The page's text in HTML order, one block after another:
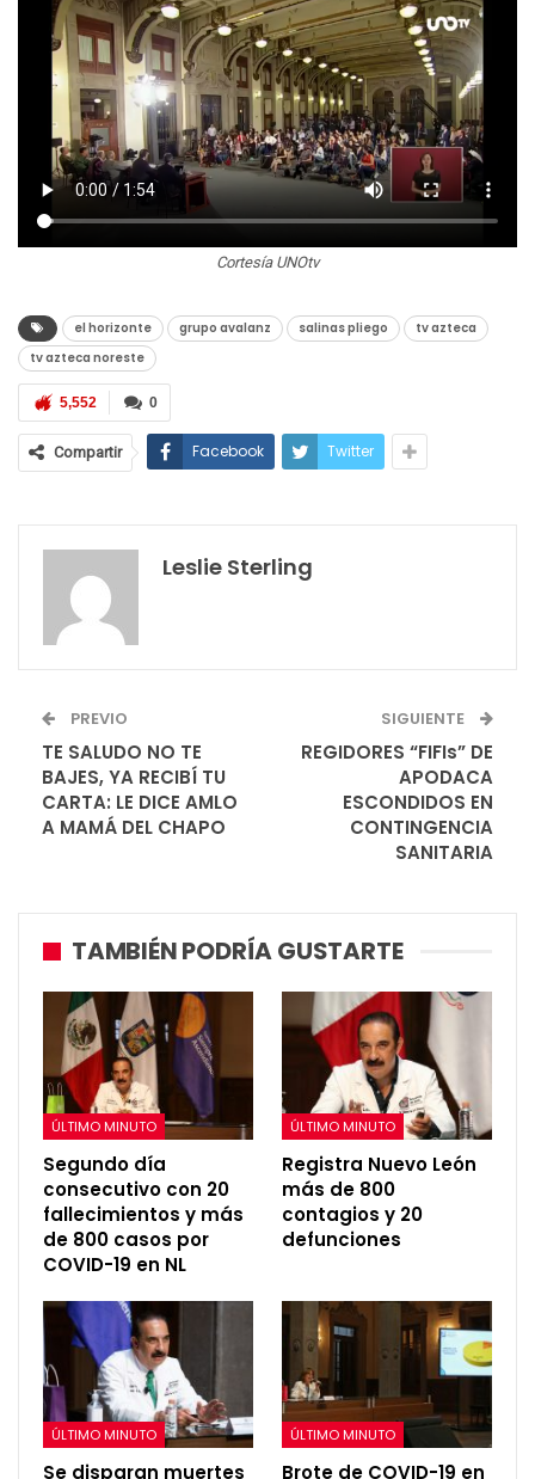
Cortesía UNOtv
el horizonte grupo avalanz salinas pliego
tv azteca
tv azteca noreste
0
5,552
Compartir Facebook Twitter
Leslie Sterling
PREVIO
TE SALUDO NO TE
BAJES, YA RECIBÍ TU
CARTA: LE DICE AMLO
A MAMÁ DEL CHAPO
SIGUIENTE
REGIDORES “FIFIs” DE
APODACA
ESCONDIDOS EN
CONTINGENCIA
SANITARIA
TAMBIÉN PODRÍA GUSTARTE
ÚLTIMO MINUTO
Segundo día
consecutivo con 20
fallecimientos y más
de 800 casos por
COVID-19 en NL
ÚLTIMO MINUTO
Registra Nuevo León
más de 800
contagios y 20
defunciones
ÚLTIMO MINUTO
Se disparan muertes
ÚLTIMO MINUTO
Brote de COVID-19 en